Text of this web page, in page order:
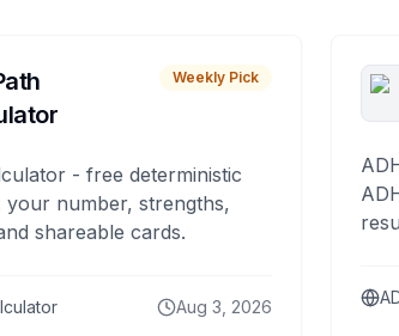
Weekly Pick
- free deterministic
your number, strengths,
shareable cards.
Aug 3, 2026